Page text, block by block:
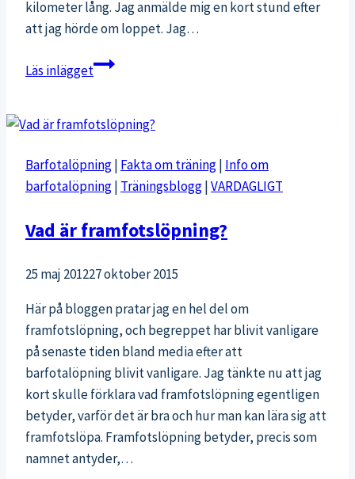
kilometer lång. Jag anmälde mig en kort stund efter
att jag hörde om loppet. Jag…
Läs inläggetMessujuoksu
löplopp
Barfotalöpning| Fakta om träning| Info om
barfotalöpning| Träningsblogg|VARDAGLIGT
Vad är framfotslöpning?
25 maj 201227 oktober 2015
Här på bloggen pratar jag en hel del om
framfotslöpning, och begreppet har blivit vanligare
på senaste tiden bland media efter att
barfotalöpning blivit vanligare. Jag tänkte nu att jag
kort skulle förklara vad framfotslöpning egentligen
betyder, varför det är bra och hur man kan lära sig att
framfotslöpa. Framfotslöpning betyder, precis som
namnet antyder,…